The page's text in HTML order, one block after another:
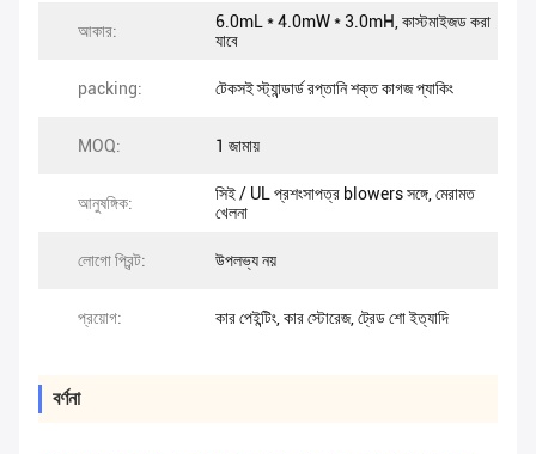
আকার:
6.0mL * 4.0mW * 3.0mH, কাস্টমাইজড করা
যাবে
packing: টেকসই স্ট্যান্ডার্ড রপ্তানি শক্ত কাগজ প্যাকিং
MOQ: 1 জামায়
আনুষঙ্গিক:
সিই / UL প্রশংসাপত্র blowers সঙ্গে, মেরামত
খেলনা
লোগো প্রিন্ট: উপলভ্য নয়
প্রয়োগ: কার পেইন্টিং, কার স্টোরেজ, ট্রেড শো ইত্যাদি
বর্ণনা